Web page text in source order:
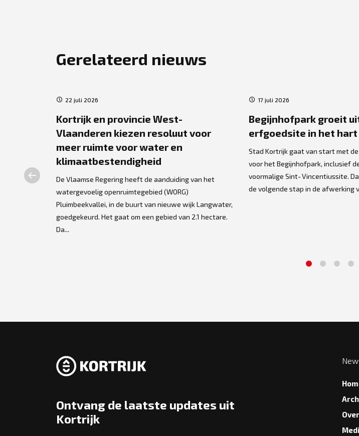
Gerelateerd nieuws
22 juli 2026
Kortrijk en provincie West-
Vlaanderen kiezen resoluut voor
meer ruimte voor water en
klimaatbestendigheid
De Vlaamse Regering heeft de aanduiding van het
watergevoelig openruimtegebied (WORG)
Pluimbeekvallei, in de buurt van nieuwe wijk Langwater,
goedgekeurd. Het gaat om een gebied van 2.1 hectare.
Da...
17 juli 2026
Begijnhofpark groeit
erfgoedsite in het
Stad Kortrijk gaat van start met
voor het Begijnhofpark, inclusief
voormalige Sint‑Vincentiussite.
de volgende stap in de afwerking
Ontvang de laatste updates uit
Kortrijk